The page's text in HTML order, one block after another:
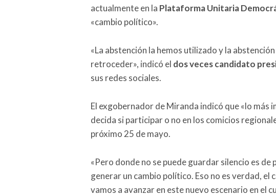
actualmente en la Plataforma Unitaria
«cambio político».
«La abstención la hemos utilizado y la
retroceder», indicó el dos veces candidato
sus redes sociales.
El exgobernador de Miranda indicó que «lo más
decida si participar o no en los comicios
próximo 25 de mayo.
«Pero donde no se puede guardar silencio es de
generar un cambio político. Eso no es verdad, el
vamos a avanzar en este nuevo escenario en el